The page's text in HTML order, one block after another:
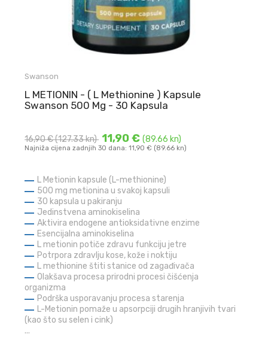
Swanson
L METIONIN - ( L Methionine ) Kapsule
Swanson 500 Mg - 30 Kapsula
16,90 €(127.33 kn) 11,90 €(89.66 kn)
Najniža cijena zadnjih 30 dana: 11,90 € (89.66 kn)
L Metionin kapsule (L-methionine)
500 mg metionina u svakoj kapsuli
30 kapsula u pakiranju
Jedinstvena aminokiselina
Aktivira endogene antioksidativne enzime
Esencijalna aminokiselina
L metionin potiče zdravu funkciju jetre
Potrpora zdravlju kose, kože i noktiju
L methionine štiti stanice od zagađivača
Olakšava procesa prirodni procesi čišćenja
organizma
Podrška usporavanju procesa starenja
L-Metionin pomaže u apsorpciji drugih hranjivih tvari
(kao što su selen i cink)
...